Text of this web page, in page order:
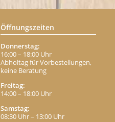
Öffnungszeiten
Donnerstag:
16:00 – 18:00 Uhr
Abholtag für Vorbestellungen,
keine Beratung
Freitag:
14:00 – 18:00 Uhr
Samstag:
08:30 Uhr – 13:00 Uhr